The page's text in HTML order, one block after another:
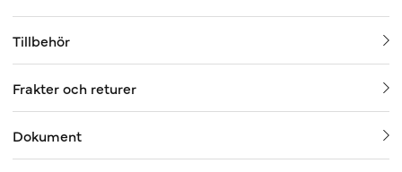
Tillbehör
Frakter och returer
Dokument